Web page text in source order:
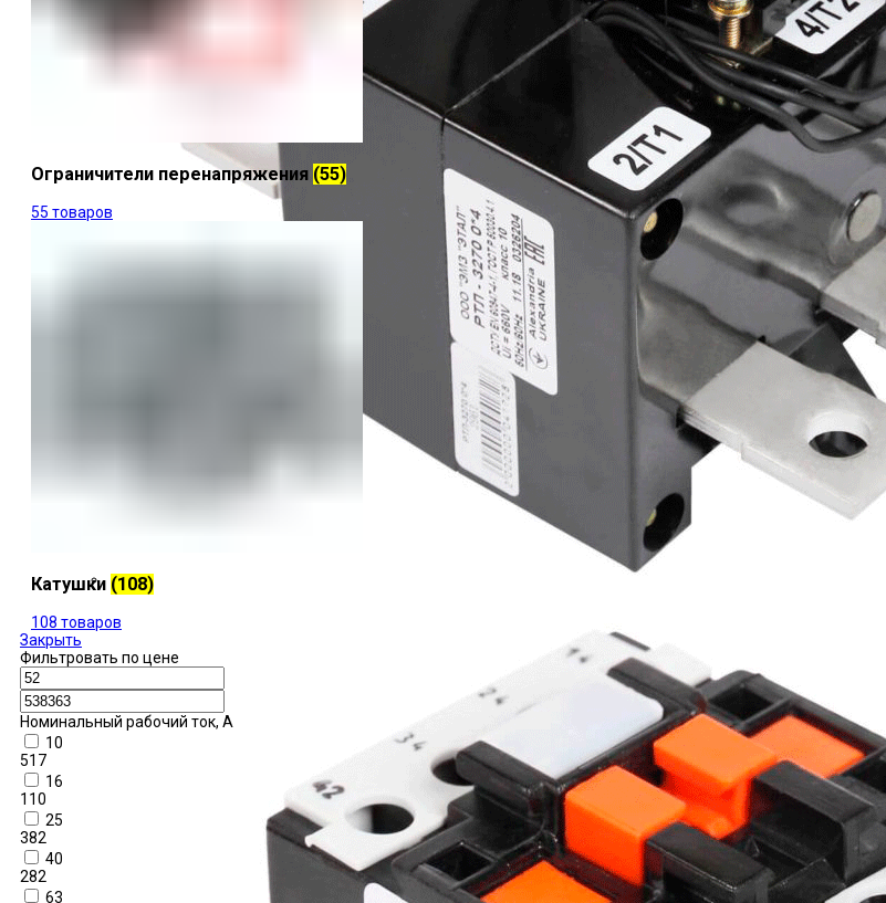
Ограничители перенапряжения (55)
55 товаров
Катушки (108)
108 товаров
Закрыть
Фильтровать по цене
Номинальный рабочий ток, А
10
517
16
110
25
382
40
282
63